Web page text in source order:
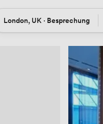
OrtLondon, UK · Besprechung